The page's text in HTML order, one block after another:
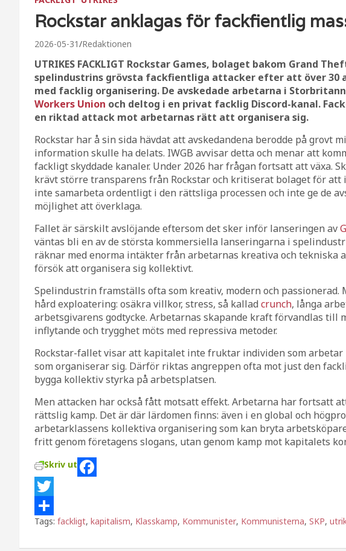
Rockstar anklagas för fackfientlig
2026-05-31 Redaktionen
UTRIKES FACKLIGT Rockstar Games, bolaget bakom Grand
spelindustrins grövsta fackfientliga attacker efter att över 30
med facklig organisering. De avskedade arbetarna i
Workers Union och deltog i en privat facklig Discord-kanal.
en riktad attack mot arbetarnas rätt att organisera sig.
Rockstar har å sin sida hävdat att avskedandena berodde på grovt
information skulle ha delats. IWGB avvisar detta och menar att
fackligt skyddade kanaler. Under 2026 har frågan fortsatt att växa.
krävt större transparens från Rockstar och kritiserat bolaget för
inte samarbeta ordentligt i den rättsliga processen och inte ge de
möjlighet att överklaga.
Fallet är särskilt avslöjande eftersom det sker inför lanseringen av
väntas bli en av de största kommersiella lanseringarna i
räknar med enorma intäkter från arbetarnas kreativa och tekniska
försök att organisera sig kollektivt.
Spelindustrin framställs ofta som kreativ, modern och
hård exploatering: osäkra villkor, stress, så kallad crunch, långa
arbetsgivarens godtycke. Arbetarnas skapande kraft förvandlas till
inflytande och trygghet möts med repressiva metoder.
Rockstar-fallet visar att kapitalet inte fruktar individen som
som organiserar sig. Därför riktas angreppen ofta mot just den
bygga kollektiv styrka på arbetsplatsen.
Men attacken har också fått motsatt effekt. Arbetarna har fortsatt
rättslig kamp. Det är där lärdomen finns: även i en global och
arbetarklassens kollektiva organisering som kan bryta
fritt genom företagens slogans, utan genom kamp mot kapitalets
Skriv ut
F
a
c
T
w
D
Tags: fackligt, kapitalism, Klasskamp, Kommunister, Kommunisterna, SKP,